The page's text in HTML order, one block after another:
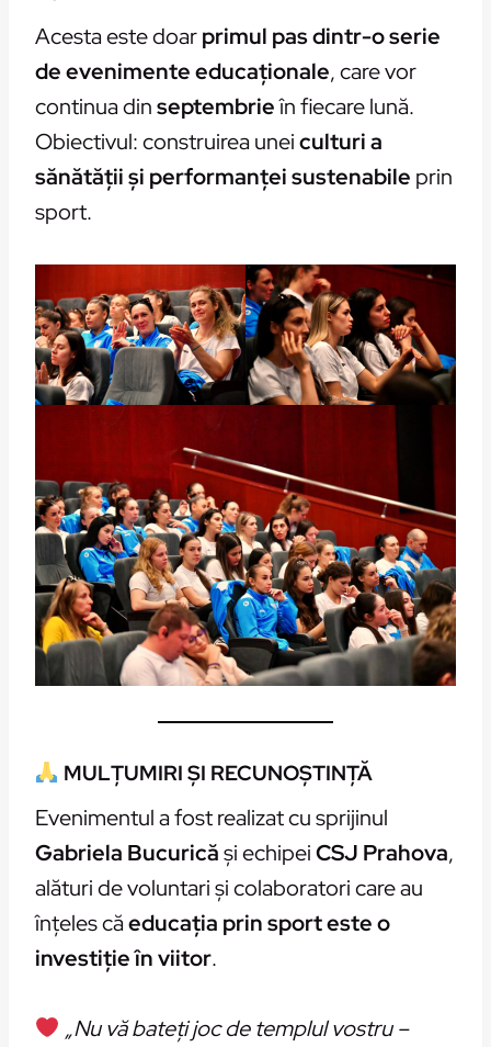
Acesta este doarprimul pas dintr-o serie
de evenimente educaționale, care vor
continua dinseptembrieîn fiecare lună.
Obiectivul: construirea uneiculturi a
sănătății și performanței sustenabile prin
sport.
MULȚUMIRI ȘI RECUNOȘTINȚĂ
Evenimentul a fost realizat cu sprijinul
Gabriela Bucuricăși echipeiCSJ Prahova,
alături de voluntari și colaboratori care au
înțeles căeducația prin sport este o
investiție în viitor.
„Nu vă bateți joc de templul vostru –